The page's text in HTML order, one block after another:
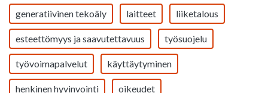
generatiivinen tekoäly laitteet liiketalous
esteettömyys ja saavutettavuus työsuojelu
työvoimapalvelut käyttäytyminen
henkinen hyvinvointi oikeudet